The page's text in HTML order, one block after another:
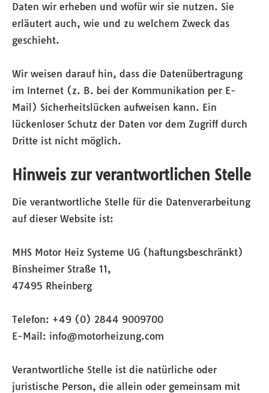
Daten wir erheben und wofür wir sie nutzen. Sie
erläutert auch, wie und zu welchem Zweck das
geschieht.
Wir weisen darauf hin, dass die Datenübertragung
im Internet (z. B. bei der Kommunikation per E-
Mail) Sicherheitslücken aufweisen kann. Ein
lückenloser Schutz der Daten vor dem Zugriff durch
Dritte ist nicht möglich.
Hinweis zur verantwortlichen Stelle
Die verantwortliche Stelle für die Datenverarbeitung
auf dieser Website ist:
MHS Motor Heiz Systeme UG (haftungsbeschränkt)
Binsheimer Straße 11,
47495 Rheinberg
Telefon: +49 (0) 2844 9009700
E-Mail: info@motorheizung.com
Verantwortliche Stelle ist die natürliche oder
juristische Person, die allein oder gemeinsam mit